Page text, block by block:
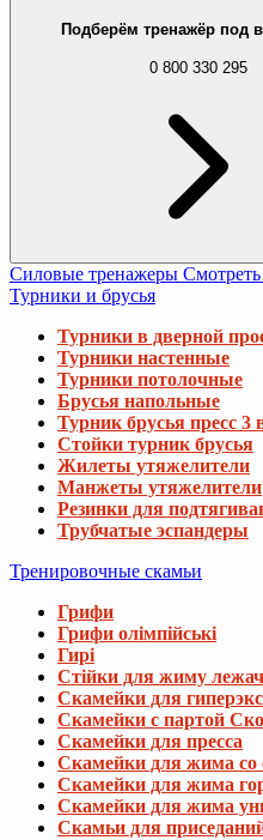
Подберём тренажёр под
0 800 330 295
Силовые тренажеры Смотреть
Турники и брусья
Турники в дверной
Турники настенные
Турники потолочные
Брусья напольные
Турник брусья пресс 3
Стойки турник брусья
Жилеты утяжелители
Манжеты утяжелители
Резинки для
Трубчатые эспандеры
Тренировочные скамьи
Грифи
Грифи олімпійські
Гирі
Стійки для жиму
Скамейки для
Скамейки с партой
Скамейки для пресса
Скамейки для жима со
Скамейки для жима
Скамейки для жима
Скамьи для